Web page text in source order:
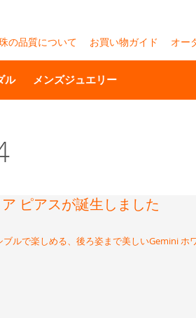
の品質について お買い物ガイド オー
ル メンズジュエリー
ピアスが誕生しました
ルで楽しめる、後ろ姿まで美しいGemini ホ